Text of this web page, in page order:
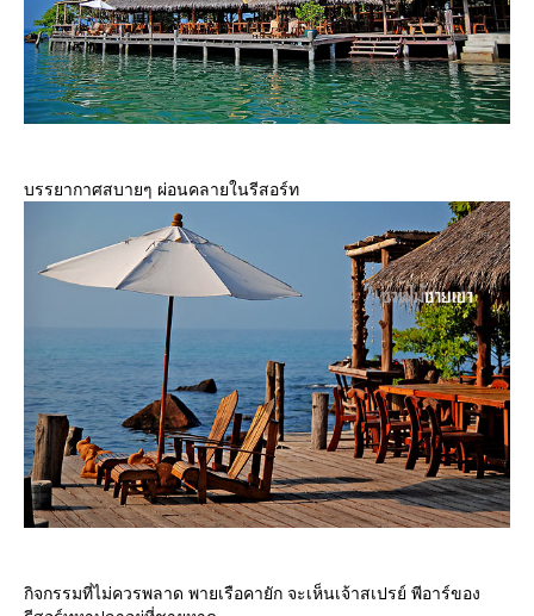
บรรยากาศสบายๆ ผ่อนคลายในรีสอร์ท
กิจกรรมที่ไม่ควรพลาด พายเรือคายัก จะเห็นเจ้าสเปรย์ พีอาร์ของ